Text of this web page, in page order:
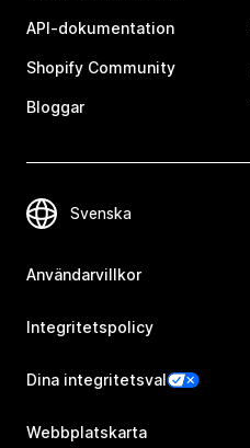
API-dokumentation
Shopify Community
Bloggar
Användarvillkor
Integritetspolicy
Dina integritetsval
Webbplatskarta